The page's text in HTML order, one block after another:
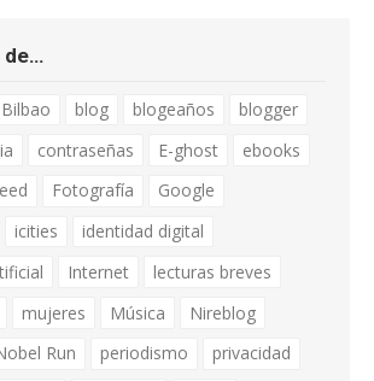
de…
Bilbao blog blogeaños
blogger
contraseñas E-ghost
ebooks
Fotografía
Google
icities
identidad digital
Internet
lecturas breves
mujeres Música
Nireblog
Run periodismo
privacidad